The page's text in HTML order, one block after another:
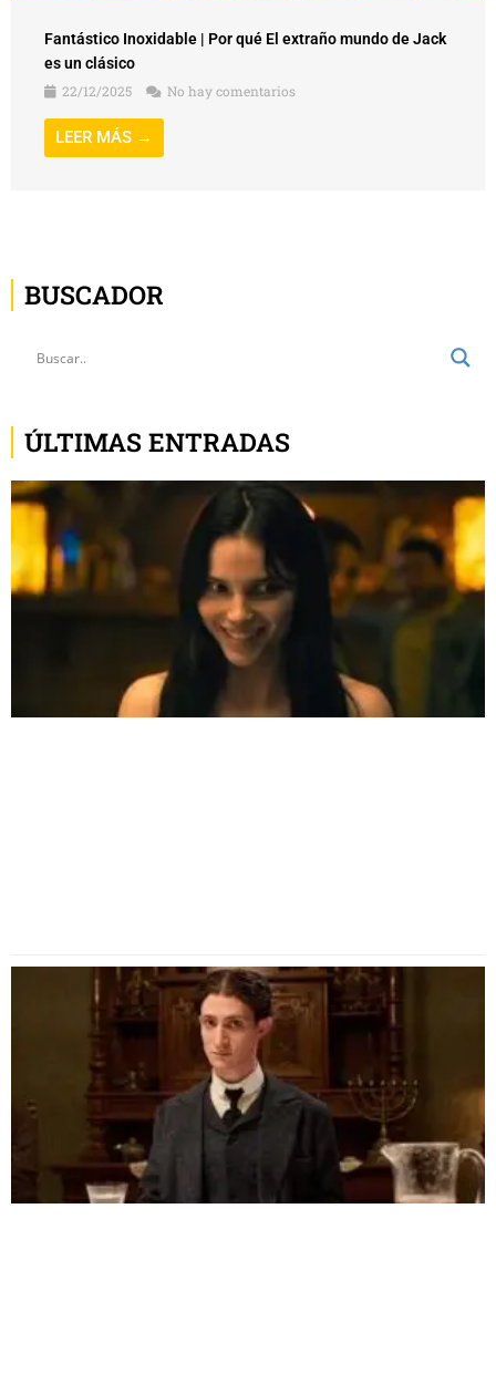
Fantástico Inoxidable | Por qué El extraño mundo de Jack
es un clásico
22/12/2025
No hay comentarios
LEER MÁS →
BUSCADOR
ÚLTIMAS ENTRADAS